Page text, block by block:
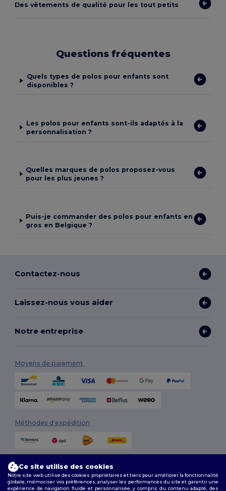
Des vêtements de qualité pour les tout petits
Questions fréquentes
Quels types de polos pour enfants sont
disponibles ?
Les polos pour enfants sont-ils adaptés à la
personnalisation ?
Quelles marques de polos proposez-vous
pour les plus jeunes ?
Puis-je commander des polos pour enfants en
gros en Belgique ?
Contactez-nous
Laissez-nous vous aider
Notre entreprise
Moyens de paiement
Méthodes d'expédition
Ce site utilise des cookies
Notre site web utilise des cookies propriétaires et tiers pour améliorer la fonctionnalité
globale, mémoriser vos préférences, analyser les performances du site et garantir une
expérience de navigation fluide et personnalisée, y compris du contenu adapté, des